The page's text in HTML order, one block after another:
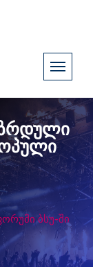
ბსუ-ში